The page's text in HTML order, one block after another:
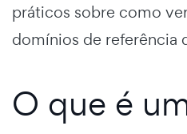
práticos sobre como
domínios de referência
O que é